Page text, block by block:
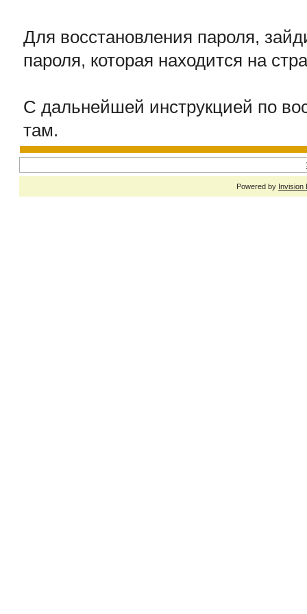
Для восстановления пароля,
пароля, которая находится на
С дальнейшей инструкцией по
там.
Powered by Invision